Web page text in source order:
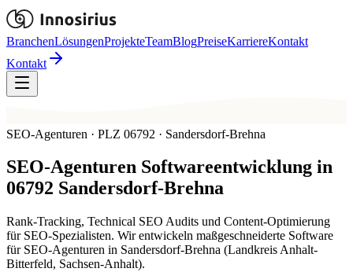
BranchenLösungenProjekteTeamBlogPreiseKarriereKontakt
Kontakt
SEO-Agenturen · PLZ 06792 · Sandersdorf-Brehna
SEO-Agenturen Softwareentwicklung in
06792 Sandersdorf-Brehna
Rank-Tracking, Technical SEO Audits und Content-Optimierung
für SEO-Spezialisten. Wir entwickeln maßgeschneiderte Software
für SEO-Agenturen in Sandersdorf-Brehna (Landkreis Anhalt-
Bitterfeld, Sachsen-Anhalt).